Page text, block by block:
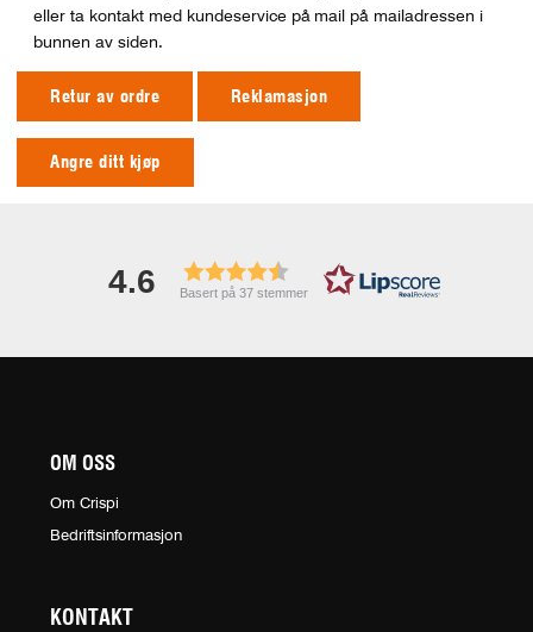
eller ta kontakt med kundeservice på mail på mailadressen i
bunnen av siden.
Retur av ordre Reklamasjon
Angre ditt kjøp
4.6 Basert på 37 stemmer
OM OSS
Om Crispi
Bedriftsinformasjon
KONTAKT